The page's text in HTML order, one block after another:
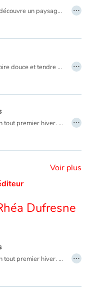
Écureuil se lève un matin et découvre un paysage tout blanc. Le quartier a radicalement changé pendant la nuit. Les arbres et les voitures sont recouverts d’une épaisse couche blanche. Mais qu’est-ce que c’est ? se demande l’écureuil. Et surtout, comment trouver son repas quand tout est enseveli ? Avec l’aide de quelques amis, l’écureuil découvrira les surprises de l’hiver. …
n’est plus le même depuis qu’il a quatre pattes. L’eau est maintenant plus froide et il n’y a plus de canards pour zigzaguer entre leurs palmes. Mais, surprise! Il se passe quelque chose à la surface de l’eau. Il y a un nouveau. Peut-être pourrait-il jouer avec lui ? …
Petit lièvre vient de vivre son tout premier hiver. Il est maintenant grand. Profitant du temps qui s’adoucit, il sort de plus en plus se balader et découvrir ce qu’il y a de nouveau. Mais un jour, en rentrant chez lui, il découvre une petite touffe de poils bruns.
…
Voir plus
Dufresne
Petit lièvre vient de vivre son tout premier hiver. Il est maintenant grand. Profitant du temps qui s’adoucit, il sort de plus en plus se balader et découvrir ce qu’il y a de nouveau. Mais un jour, en rentrant chez lui, il découvre une petite touffe de poils bruns.
…